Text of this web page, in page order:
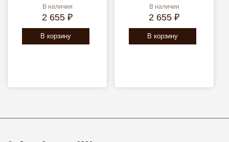
В наличии
2 655 ₽
В корзину
В наличии
2 655 ₽
В корзину